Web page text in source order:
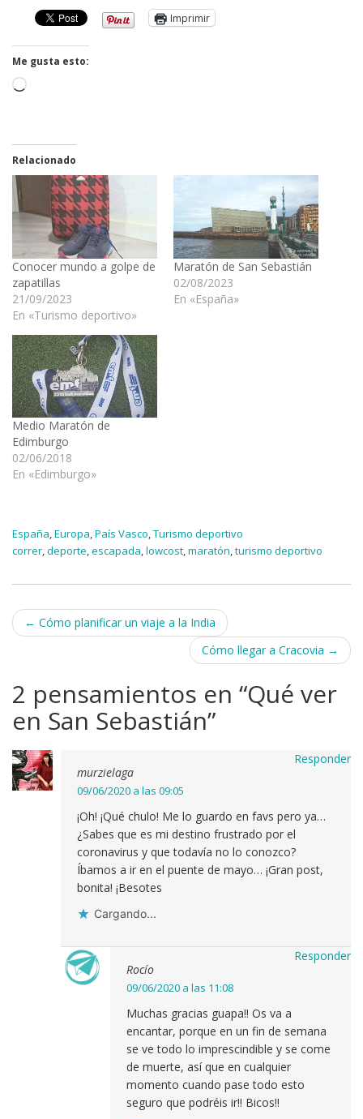
Imprimir
Me gusta esto:
Cargando...
Relacionado
Conocer mundo a golpe de
zapatillas
21/09/2023
En «Turismo deportivo»
Maratón de San Sebastián
02/08/2023
En «España»
Medio Maratón de
Edimburgo
02/06/2018
En «Edimburgo»
España,Europa,País Vasco,Turismo deportivo
correr,deporte,escapada,lowcost,maratón,turismo deportivo
Navegación
entradas
← Cómo planificar un viaje a la India
Cómo llegar a Cracovia →
2 pensamientos en “Qué ver
en San Sebastián”
murzielaga
09/06/2020 a las 09:05
¡Oh! ¡Qué chulo! Me lo guardo en favs pero ya…
¿Sabes que es mi destino frustrado por el
coronavirus y que todavía no lo conozco?
Íbamos a ir en el puente de mayo… ¡Gran post,
bonita! ¡Besotes
Cargando...
Responder
Rocío
09/06/2020 a las 11:08
Muchas gracias guapa!! Os va a
encantar, porque en un fin de semana
se ve todo lo imprescindible y se come
de muerte, así que en cualquier
momento cuando pase todo esto
seguro que podréis ir!! Bicos!!
Responder